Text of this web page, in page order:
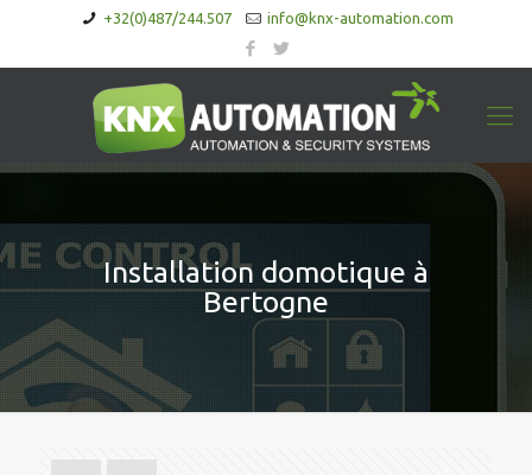
+32(0)487/244.507 info@knx-automation.com
Installation domotique à
Bertogne